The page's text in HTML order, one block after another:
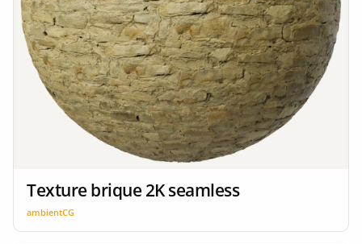
Texture brique 2K seamless
ambientCG